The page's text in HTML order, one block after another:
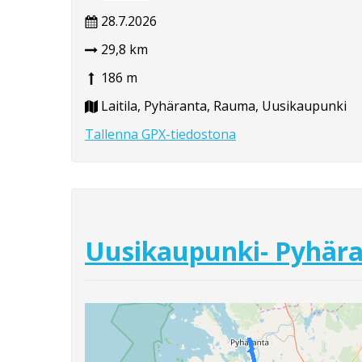
28.7.2026
29,8 km
186 m
Laitila, Pyhäranta, Rauma, Uusikaupunki
Tallenna GPX-tiedostona
Uusikaupunki-